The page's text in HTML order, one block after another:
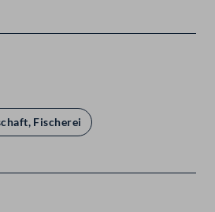
Fischerei